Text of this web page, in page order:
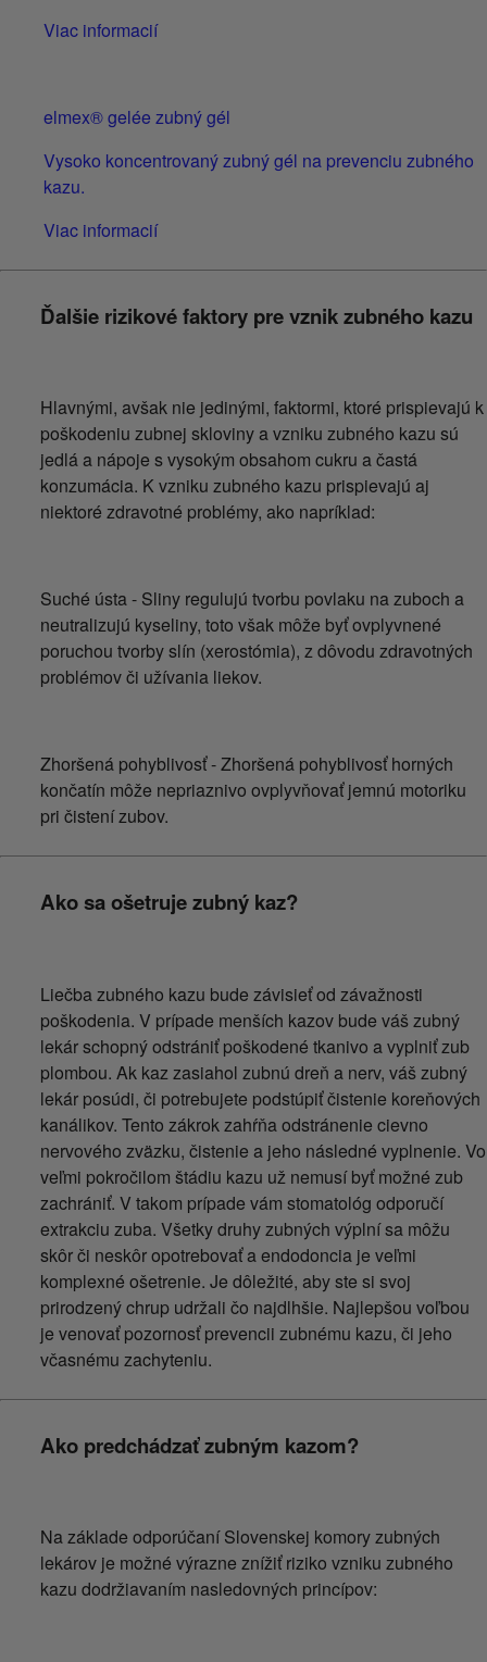
Viac informacií
elmex® gelée zubný gél
Vysoko koncentrovaný zubný gél na prevenciu zubného
kazu.
Viac informacií
Ďalšie rizikové faktory pre vznik zubného kazu
Hlavnými, avšak nie jedinými, faktormi, ktoré prispievajú k
poškodeniu zubnej skloviny a vzniku zubného kazu sú
jedlá a nápoje s vysokým obsahom cukru a častá
konzumácia. K vzniku zubného kazu prispievajú aj
niektoré zdravotné problémy, ako napríklad:
Suché ústa - Sliny regulujú tvorbu povlaku na zuboch a
neutralizujú kyseliny, toto však môže byť ovplyvnené
poruchou tvorby slín (xerostómia), z dôvodu zdravotných
problémov či užívania liekov.
Zhoršená pohyblivosť - Zhoršená pohyblivosť horných
končatín môže nepriaznivo ovplyvňovať jemnú motoriku
pri čistení zubov.
Ako sa ošetruje zubný kaz?
Liečba zubného kazu bude závisieť od závažnosti
poškodenia. V prípade menších kazov bude váš zubný
lekár schopný odstrániť poškodené tkanivo a vyplniť zub
plombou. Ak kaz zasiahol zubnú dreň a nerv, váš zubný
lekár posúdi, či potrebujete podstúpiť čistenie koreňových
kanálikov. Tento zákrok zahŕňa odstránenie cievno
nervového zväzku, čistenie a jeho následné vyplnenie. Vo
veľmi pokročilom štádiu kazu už nemusí byť možné zub
zachrániť. V takom prípade vám stomatológ odporučí
extrakciu zuba. Všetky druhy zubných výplní sa môžu
skôr či neskôr opotrebovať a endodoncia je veľmi
komplexné ošetrenie. Je dôležité, aby ste si svoj
prirodzený chrup udržali čo najdlhšie. Najlepšou voľbou
je venovať pozornosť prevencii zubnému kazu, či jeho
včasnému zachyteniu.
Ako predchádzať zubným kazom?
Na základe odporúčaní Slovenskej komory zubných
lekárov je možné výrazne znížiť riziko vzniku zubného
kazu dodržiavaním nasledovných princípov: